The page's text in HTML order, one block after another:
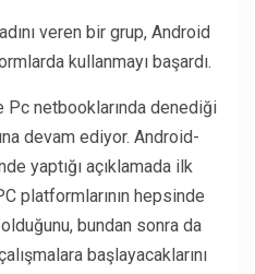
veren bir grup, Android
kullanmayı başardı.
Pc netbooklarında denediği
devam ediyor. Android-
yaptığı açıklamada ilk
platformlarının hepsinde
bundan sonra da
başlayacaklarını